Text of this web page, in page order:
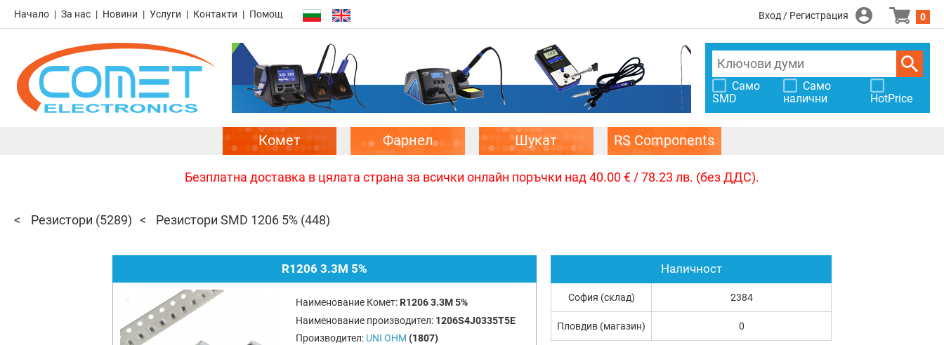
Начало За нас Новини Услуги Контакти Помощ Вход / Регистрация 0
Само
SMD
Само
налични
HotPrice
Комет Фарнел Шукат RS Components
Безплатна доставка в цялата страна за всички онлайн поръчки над 40.00 € / 78.23 лв. (без ДДС).
Резистори (5289) Резистори SMD 1206 5% (448)
R1206 3.3M 5%
Наименование Комет: R1206 3.3M 5%
Наименование производител: 1206S4J0335T5E
Производител: UNI OHM (1807)
Наличност
София (склад) 2384
Пловдив (магазин) 0